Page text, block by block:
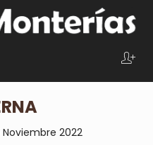
Noviembre 2022